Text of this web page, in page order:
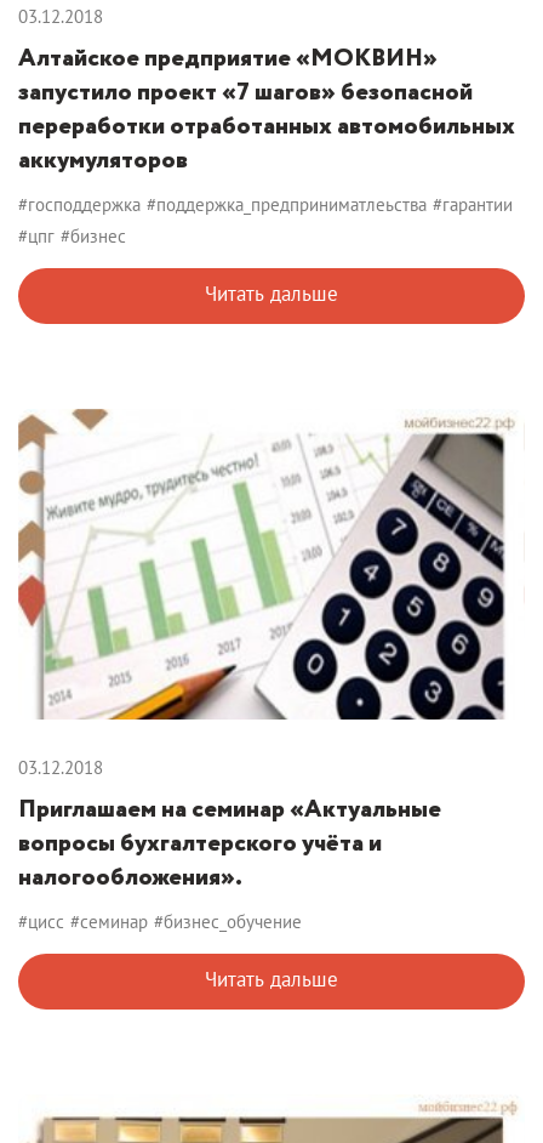
03.12.2018
Алтайское предприятие «МОКВИН»
запустило проект «7 шагов» безопасной
переработки отработанных автомобильных
аккумуляторов
#господдержка #поддержка_предприниматлеьства #гарантии
#цпг #бизнес
Читать дальше
03.12.2018
Приглашаем на семинар «Актуальные
вопросы бухгалтерского учёта и
налогообложения».
#цисс #семинар #бизнес_обучение
Читать дальше